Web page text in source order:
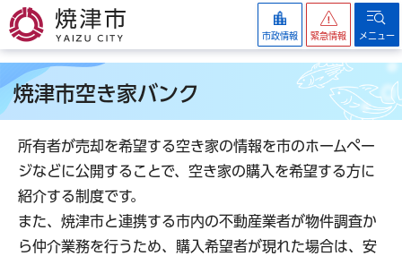
焼津市
市政情報 緊急情報 メニュー
焼津市空き家バンク
所有者が売却を希望する空き家の情報を市のホームペー
ジなどに公開することで、空き家の購入を希望する方に
紹介する制度です。
また、焼津市と連携する市内の不動産業者が物件調査か
ら仲介業務を行うため、購入希望者が現れた場合は、安